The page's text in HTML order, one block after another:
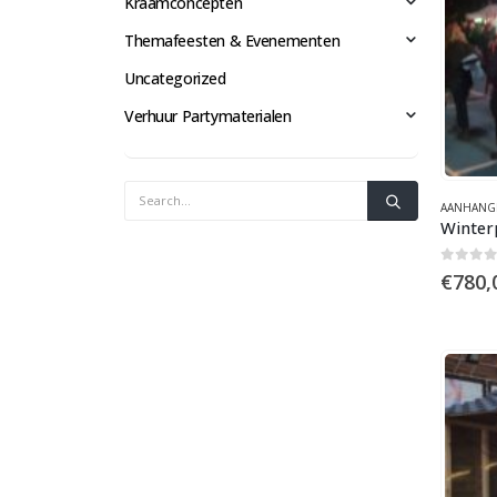
€
Themafeesten & Evenementen
Uncategorized
Verhuur Partymaterialen